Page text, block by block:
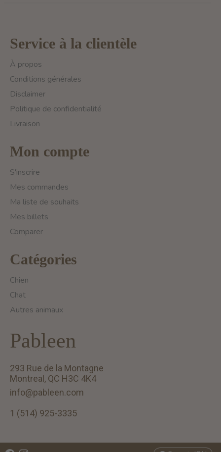
Service à la clientèle
À propos
Conditions générales
Disclaimer
Politique de confidentialité
Livraison
Mon compte
S'inscrire
Mes commandes
Ma liste de souhaits
Mes billets
Comparer
Catégories
Chien
Chat
Autres animaux
Pableen
293 Rue de la Montagne
Montreal, QC H3C 4K4
info@pableen.com
1 (514) 925-3335